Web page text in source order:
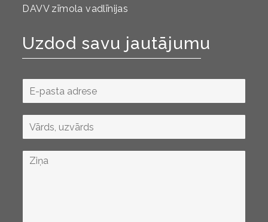
DAVV zīmola vadlīnijas
Uzdod savu jautājumu